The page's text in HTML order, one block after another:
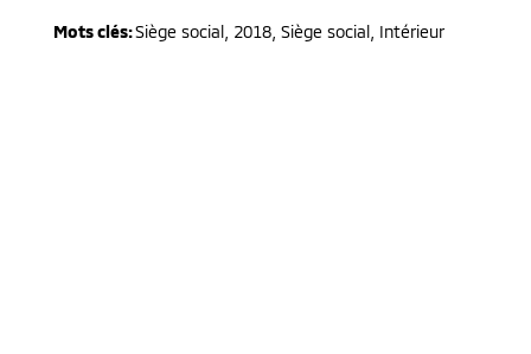
Mots clés:Siège social, 2018, Siège social, Intérieur